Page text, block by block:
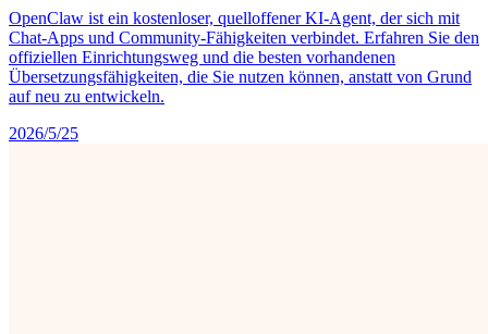
OpenClaw ist ein kostenloser, quelloffener KI-Agent, der sich mit
Chat-Apps und Community-Fähigkeiten verbindet. Erfahren Sie den
offiziellen Einrichtungsweg und die besten vorhandenen
Übersetzungsfähigkeiten, die Sie nutzen können, anstatt von Grund
auf neu zu entwickeln.
2026/5/25